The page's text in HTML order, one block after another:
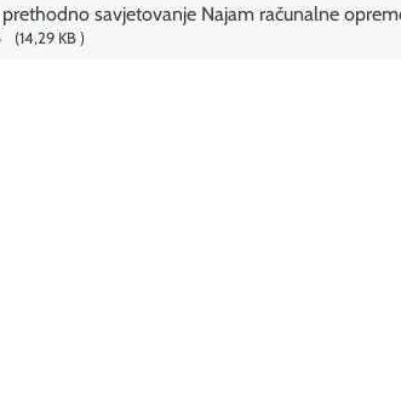
prethodno savjetovanje Najam računalne
14,29 KB